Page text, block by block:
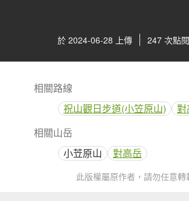
於 2024-06-28 上傳 247 次點閱
相關路線
祝山觀日步道(小笠原山)
對
相關山岳
小苙原山
對高岳
此版權屬原作者，請勿任意轉